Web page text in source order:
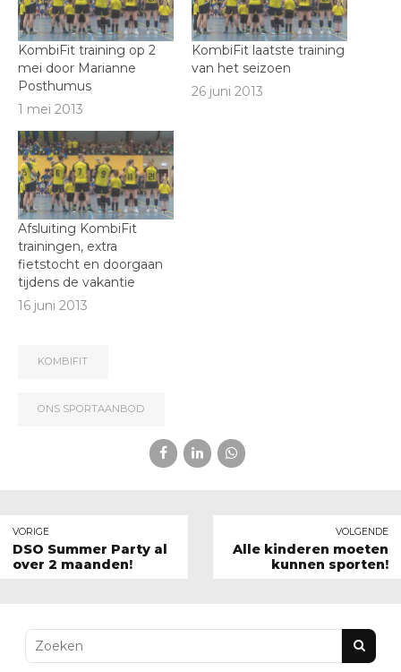
KombiFit training op 2
mei door Marianne
Posthumus
1 mei 2013
KombiFit laatste training
van het seizoen
26 juni 2013
Afsluiting KombiFit
trainingen, extra
fietstocht en doorgaan
tijdens de vakantie
16 juni 2013
KOMBIFIT
ONS SPORTAANBOD
VORIGE
DSO Summer Party al
over 2 maanden!
VOLGENDE
Alle kinderen moeten
kunnen sporten!